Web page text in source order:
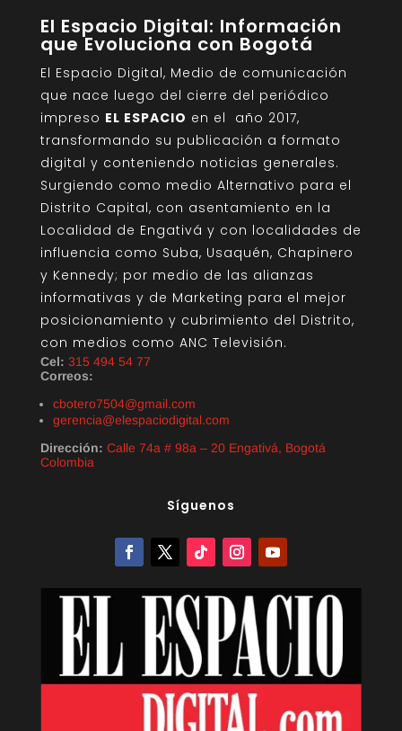
El Espacio Digital: Información
que Evoluciona con Bogotá
El Espacio Digital, Medio de comunicación
que nace luego del cierre del periódico
impreso EL ESPACIO en el año 2017,
transformando su publicación a formato
digital y conteniendo noticias generales.
Surgiendo como medio Alternativo para el
Distrito Capital, con asentamiento en la
Localidad de Engativá y con localidades de
influencia como Suba, Usaquén, Chapinero
y Kennedy; por medio de las alianzas
informativas y de Marketing para el mejor
posicionamiento y cubrimiento del Distrito,
con medios como ANC Televisión.
Cel: 315 494 54 77
Correos:
cbotero7504@gmail.com
gerencia@elespaciodigital.com
Dirección: Calle 74a # 98a – 20 Engativá, Bogotá
Colombia
Síguenos